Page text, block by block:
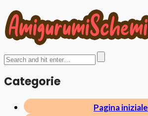
Categorie
Pagina iniziale